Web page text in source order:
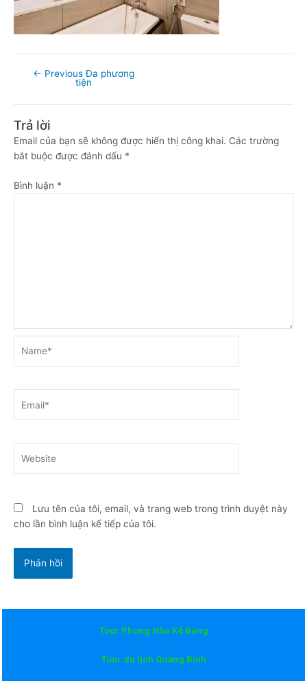
← Previous Đa phương
tiện
Trả lời
Email của bạn sẽ không được hiển thị công khai. Các trường
bắt buộc được đánh dấu *
Bình luận *
Lưu tên của tôi, email, và trang web trong trình duyệt này
cho lần bình luận kế tiếp của tôi.
Tour Phong Nha Kẻ Bàng
Tour du lịch Quảng Bình